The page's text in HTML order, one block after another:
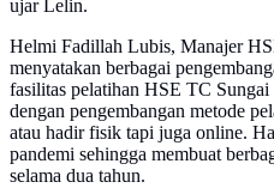
ujar Lelin.
Helmi Fadillah Lubis, Manajer
menyatakan berbagai
fasilitas pelatihan HSE TC Sungai
dengan pengembangan metode
atau hadir fisik tapi juga online.
pandemi sehingga membuat
selama dua tahun.